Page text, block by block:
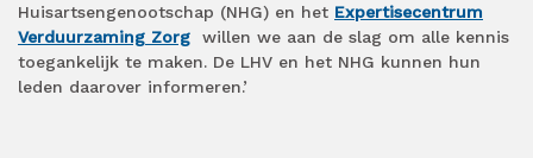
Huisartsengenootschap (NHG) en het Expertisecentrum
Verduurzaming Zorg
willen we aan de slag om alle kennis
toegankelijk te maken. De LHV en het NHG kunnen hun
leden daarover informeren.’